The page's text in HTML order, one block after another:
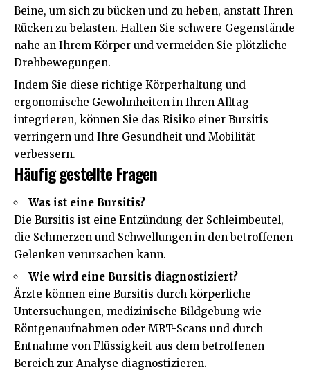
Beine, um sich zu bücken und zu heben, anstatt Ihren
Rücken zu belasten. Halten Sie schwere Gegenstände
nahe an Ihrem Körper und vermeiden Sie plötzliche
Drehbewegungen.
Indem Sie diese richtige Körperhaltung und
ergonomische Gewohnheiten in Ihren Alltag
integrieren, können Sie das Risiko einer Bursitis
verringern und Ihre Gesundheit und Mobilität
verbessern.
Häufig gestellte Fragen
Was ist eine Bursitis?
Die Bursitis ist eine Entzündung der Schleimbeutel,
die Schmerzen und Schwellungen in den betroffenen
Gelenken verursachen kann.
Wie wird eine Bursitis diagnostiziert?
Ärzte können eine Bursitis durch körperliche
Untersuchungen, medizinische Bildgebung wie
Röntgenaufnahmen oder MRT-Scans und durch
Entnahme von Flüssigkeit aus dem betroffenen
Bereich zur Analyse diagnostizieren.